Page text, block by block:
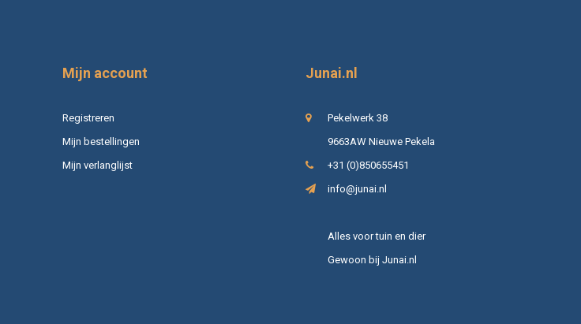
Mijn account
Registreren
Mijn bestellingen
Mijn verlanglijst
Junai.nl
Pekelwerk 38
9663AW Nieuwe Pekela
+31 (0)850655451
info@junai.nl
Alles voor tuin en dier
Gewoon bij Junai.nl